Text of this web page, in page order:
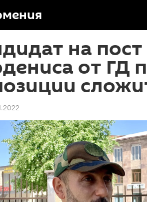
на
от ГД